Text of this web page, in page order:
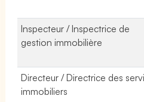
Inspecteur / Inspectrice de
gestion immobilière
Directeur / Directrice des
immobiliers